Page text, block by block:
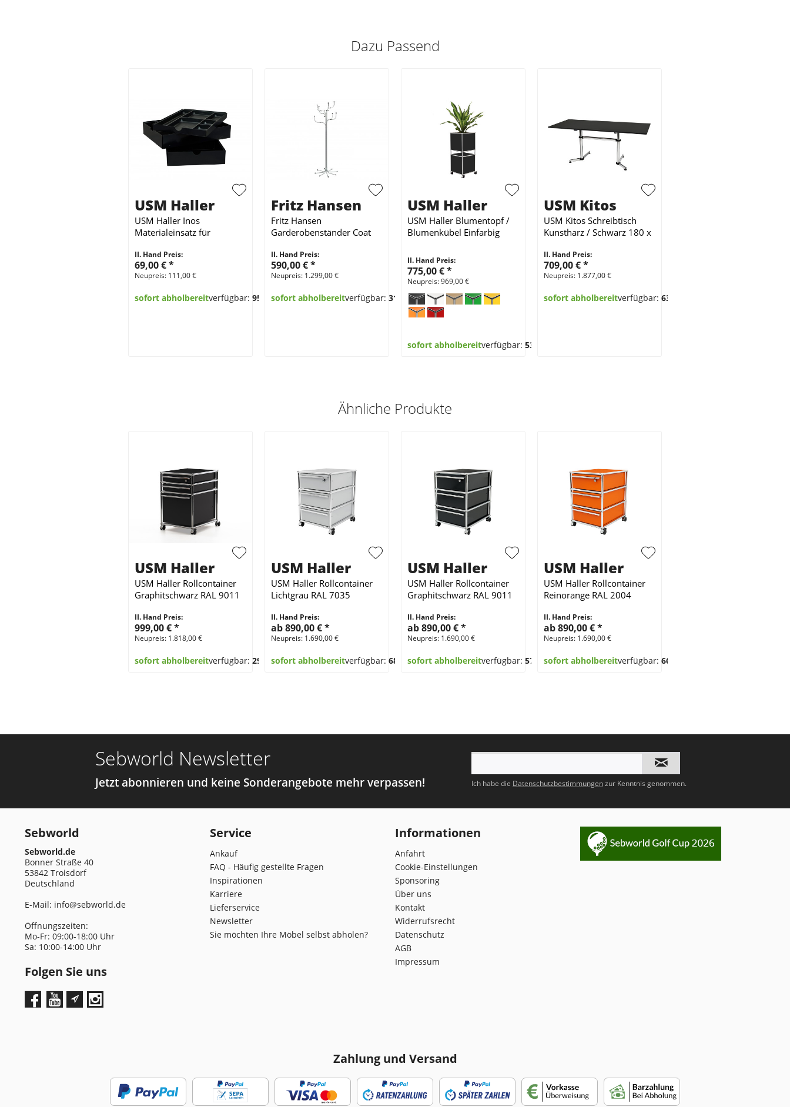
Dazu Passend
USM Haller
USM Haller Inos
Materialeinsatz für
Schwarz
II. Hand Preis:
69,00 €*
Neupreis: 111,00 €
sofort abholbereitverfügbar: 95
Fritz Hansen
Fritz Hansen
Garderobenständer Coat
II. Hand Preis:
590,00 €*
Neupreis: 1.299,00 €
sofort abholbereitverfügbar: 31
USM Haller
USM Haller Blumentopf /
Blumenkübel Einfarbig
II. Hand Preis:
775,00 €*
Neupreis: 969,00 €
sofort abholbereitverfügbar: 53
USM Kitos
USM Kitos Schreibtisch
Kunstharz / Schwarz 180 x
II. Hand Preis:
709,00 €*
Neupreis: 1.877,00 €
sofort abholbereitverfügbar: 63
Ähnliche Produkte
USM Haller
USM Haller Rollcontainer
Graphitschwarz RAL 9011
II. Hand Preis:
999,00 €*
Neupreis: 1.818,00 €
sofort abholbereitverfügbar: 29
USM Haller
USM Haller Rollcontainer
Lichtgrau RAL 7035
II. Hand Preis:
ab 890,00 €*
Neupreis: 1.690,00 €
sofort abholbereitverfügbar: 68
USM Haller
USM Haller Rollcontainer
Graphitschwarz RAL 9011
II. Hand Preis:
ab 890,00 €*
Neupreis: 1.690,00 €
sofort abholbereitverfügbar: 57
USM Haller
USM Haller Rollcontainer
Reinorange RAL 2004
II. Hand Preis:
ab 890,00 €*
Neupreis: 1.690,00 €
sofort abholbereitverfügbar: 66
Sebworld Newsletter
Jetzt abonnieren und keine Sonderangebote mehr verpassen! Ich habe die Datenschutzbestimmungenzur Kenntnis genommen.
Sebworld
Sebworld.de
Bonner Straße 40
53842 Troisdorf
Deutschland
E-Mail: info@sebworld.de
Öffnungszeiten:
Mo-Fr: 09:00-18:00 Uhr
Sa: 10:00-14:00 Uhr
Folgen Sie uns
Service
Ankauf
FAQ - Häufig gestellte Fragen
Inspirationen
Karriere
Lieferservice
Newsletter
Sie möchten Ihre Möbel selbst abholen?
Informationen
Anfahrt
Cookie-Einstellungen
Sponsoring
Über uns
Kontakt
Widerrufsrecht
Datenschutz
AGB
Impressum
Zahlung und Versand